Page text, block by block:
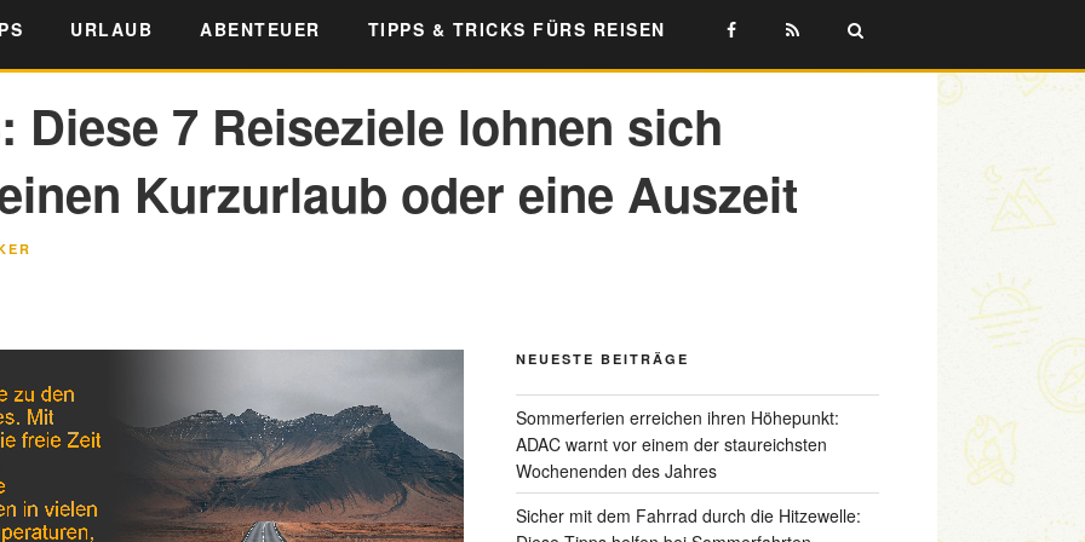
URLAUB ABENTEUER TIPPS & TRICKS FÜRS REISEN
Diese 7 Reiseziele lohnen sich
Kurzurlaub oder eine Auszeit
NEUESTE BEITRÄGE
Sommerferien erreichen ihren Höhepunkt:
ADAC warnt vor einem der staureichsten
Wochenenden des Jahres
Sicher mit dem Fahrrad durch die Hitzewelle: